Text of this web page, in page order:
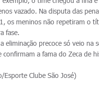
vazado. Na disputa das
os meninos não repetiram o
fase.
eliminação precoce só veio
confirmam a fama do Zeca de
Clube São José)